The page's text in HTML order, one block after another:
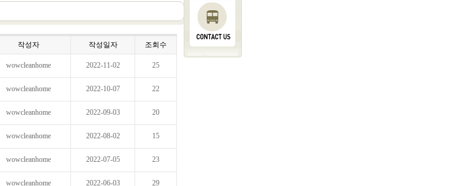
작성자 작성일자 조회수
wowcleanhome 2022-11-02 25
wowcleanhome 2022-10-07 22
wowcleanhome 2022-09-03 20
wowcleanhome 2022-08-02 15
wowcleanhome 2022-07-05 23
wowcleanhome 2022-06-03 29